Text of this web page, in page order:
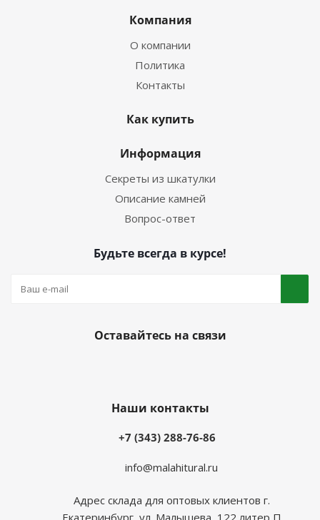
Компания
О компании
Политика
Контакты
Как купить
Информация
Секреты из шкатулки
Описание камней
Вопрос-ответ
Будьте всегда в курсе!
Оставайтесь на связи
Наши контакты
+7 (343) 288-76-86
info@malahitural.ru
Адрес склада для оптовых клиентов г.
Екатеринбург, ул. Малышева, 122 литер П